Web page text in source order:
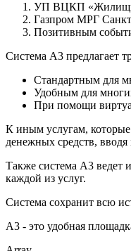
УП ВЦКП
Газпром МРГ
Позитивным
Система А3 предлагает
Стандартным для
Удобным для
При помощи
К иным услугам,
денежных средств,
Также система А3 ведет
каждой из услуг.
Система сохранит всю
А3 - это удобная